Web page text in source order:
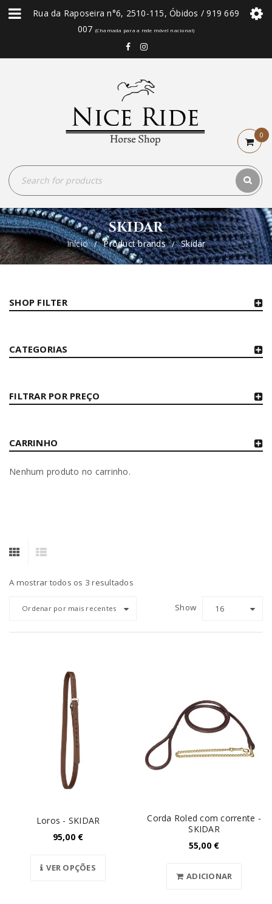
Rua da Raposeira n°6, 2510-115, Óbidos / 919 669
007 (Chamada para a rede móvel nacional)
0
SKIDAR
Início / Product brands / Skidar
SHOP FILTER
CATEGORIAS
FILTRAR POR PREÇO
CARRINHO
Nenhum produto no carrinho.
A mostrar todos os 3 resultados
Ordenar por mais recentes Show 16
Loros - SKIDAR
95,00 €
VER OPÇÕES
Corda Roled com corrente -
SKIDAR
55,00 €
ADICIONAR